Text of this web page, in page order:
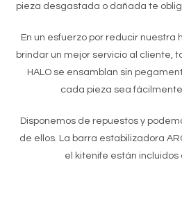
pieza desgastada o dañada te
En un esfuerzo por reducir nuestra
brindar un mejor servicio al cliente,
HALO se ensamblan sin
cada pieza sea
Disponemos de repuestos y
de ellos. La barra estabilizadora
el kitenife están incluidos